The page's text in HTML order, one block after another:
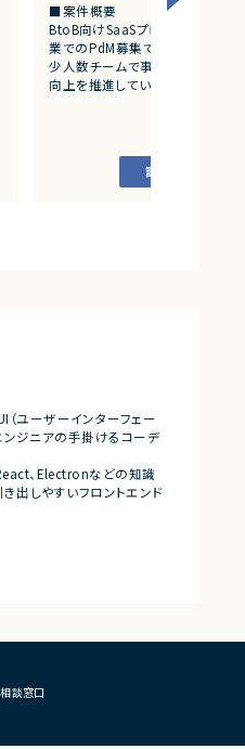
■案件概要
BtoB向けSaaSプロダクトを展開
業でのPdM募集です。
少人数チームで事業成長とプロ
向上を推進しています。
・ワークフロー管理サービス
・業務管理サービス
ングとの連携推進
・既存サービス拡大および新規プ
化に伴う体制増強
詳細を見る
（ユーザーインターフェー
ンジニアの手掛けるコーデ
、Electronなどの知識
出しやすいフロントエンド
談窓口